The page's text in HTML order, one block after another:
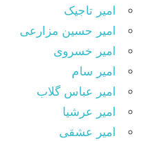
امیر تاجیک
امیر حسین مزارعی
امیر خسروی
امیر سام
امیر عباس گلاب
امیر عرشیا
امیر عشقی